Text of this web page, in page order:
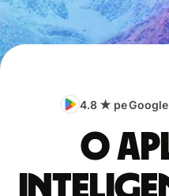
4.8 ★ pe
O